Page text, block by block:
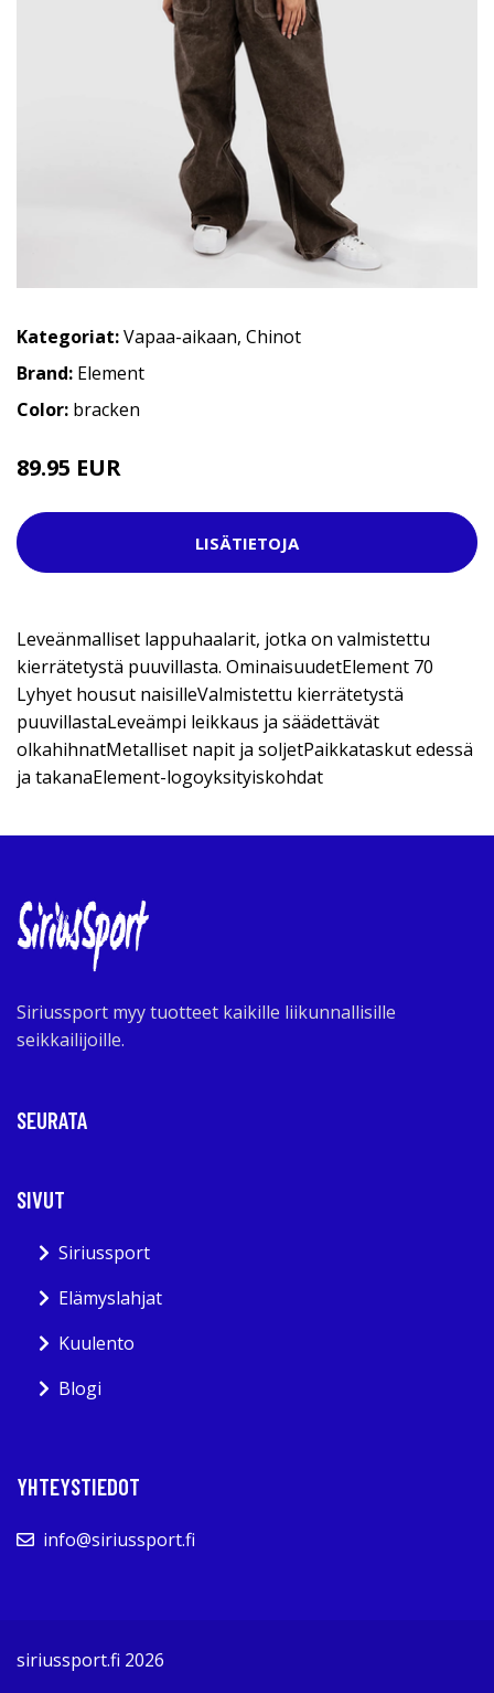
Kategoriat:Vapaa-aikaan, Chinot
Brand: Element
Color: bracken
89.95 EUR
LISÄTIETOJA
Leveänmalliset lappuhaalarit, jotka on valmistettu
kierrätetystä puuvillasta. OminaisuudetElement 70
Lyhyet housut naisilleValmistettu kierrätetystä
puuvillastaLeveämpi leikkaus ja säädettävät
olkahihnatMetalliset napit ja soljetPaikkataskut edessä
ja takanaElement-logoyksityiskohdat
Siriussport myy tuotteet kaikille liikunnallisille
seikkailijoille.
SEURATA
SIVUT
Siriussport
Elämyslahjat
Kuulento
Blogi
YHTEYSTIEDOT
info@siriussport.fi
siriussport.fi 2026